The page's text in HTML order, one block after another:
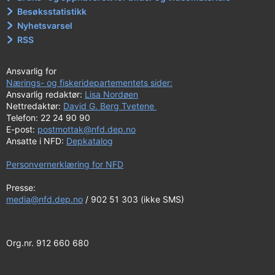
Besøksstatistikk
Nyhetsvarsel
RSS
Ansvarlig for
Nærings- og fiskeridepartementets sider:
Ansvarlig redaktør: Lisa Nordøen
Nettredaktør: David G. Berg Tvetene
Telefon: 22 24 90 90
E-post: postmottak@nfd.dep.no
Ansatte i NFD: Depkatalog
Personvernerklæring for NFD
Presse:
media@nfd.dep.no / 902 51 303 (ikke SMS)
Org.nr. 912 660 680